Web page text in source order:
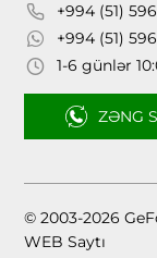
+994 (51)
+994 (51)
1-6 günlər
ZƏNG
© 2003-2026
WEB Saytı